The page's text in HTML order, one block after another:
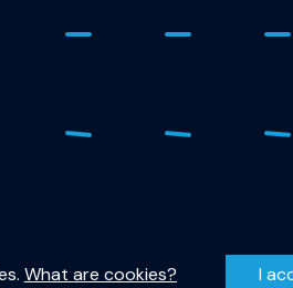
What are cookies? I